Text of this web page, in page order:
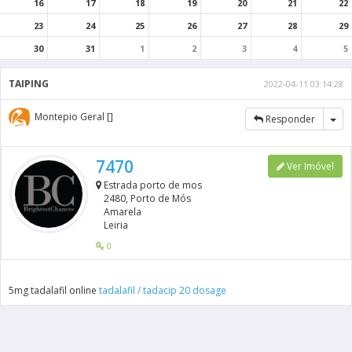
16
17 18 19 20 21
22
23
24 25 26 27 28
29
30
31 1 2 3 4 5
TAIPING 2022-04-11 03:14:28
Montepio Geral [] Responder
7470
Estrada porto de mos
2480, Porto de Mós
Amarela
Leiria
0
Ver Imóvel
5mg tadalafil online tadalafil / tadacip 20 dosage